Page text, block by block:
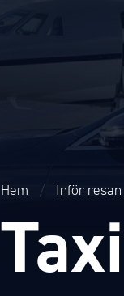
Hem / Inför resan
Taxi